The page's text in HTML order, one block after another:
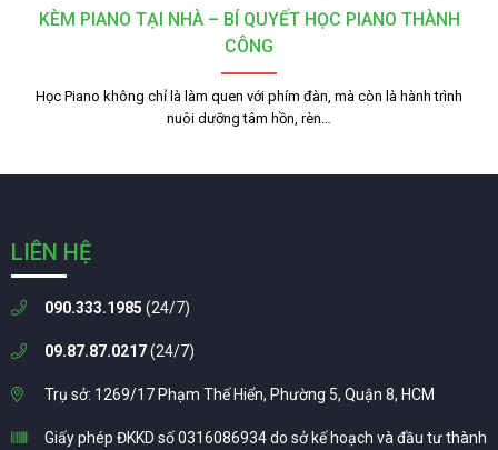
KÈM PIANO TẠI NHÀ – BÍ QUYẾT HỌC PIANO THÀNH
CÔNG
Học Piano không chỉ là làm quen với phím đàn, mà còn là hành trình
nuôi dưỡng tâm hồn, rèn…
LIÊN HỆ
090.333.1985 (24/7)
09.87.87.0217(24/7)
Trụ sở: 1269/17 Phạm Thế Hiển, Phường 5, Quận 8, HCM
Giấy phép ĐKKD số 0316086934 do sở kế hoạch và đầu tư thành